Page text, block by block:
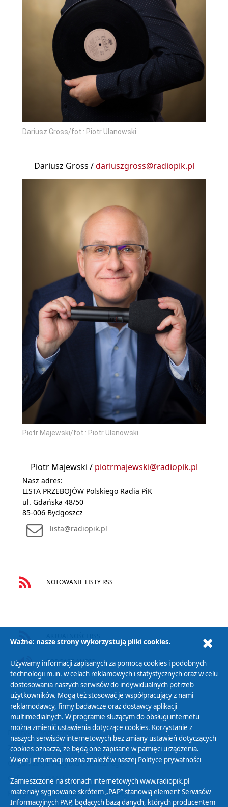
Dariusz Gross/fot.: Piotr Ulanowski
Dariusz Gross /dariuszgross@radiopik.pl
Piotr Majewski/fot.: Piotr Ulanowski
Piotr Majewski / piotrmajewski@radiopik.pl
Nasz adres:
LISTA PRZEBOJÓW Polskiego Radia PiK
ul. Gdańska 48/50
85-006 Bydgoszcz
lista@radiopik.pl
NOTOWANIE LISTY RSS
PODCAST AUDIO
Polityka Prywatności
Zasady korzystania z Serwisu
Organizacje Pożytku Publicznego
Cyfryzacja DAB+
Polityka ochrony danych osobowych
Ważne: nasze strony wykorzystują pliki cookies.
Używamy informacji zapisanych za pomocą cookies i podobnych
technologii m.in. w celach reklamowych i statystycznych oraz w celu
dostosowania naszych serwisów do indywidualnych potrzeb
użytkowników. Mogą też stosować je współpracujący z nami
reklamodawcy, firmy badawcze oraz dostawcy aplikacji
multimedialnych. W programie służącym do obsługi internetu
można zmienić ustawienia dotyczące cookies. Korzystanie z
naszych serwisów internetowych bez zmiany ustawień dotyczących
cookies oznacza, że będą one zapisane w pamięci urządzenia.
Więcej informacji można znaleźć w naszej Polityce prywatności
Zamieszczone na stronach internetowych www.radiopik.pl
materiały sygnowane skrótem „PAP” stanowią element Serwisów
Informacyjnych PAP, będących bazą danych, których producentem